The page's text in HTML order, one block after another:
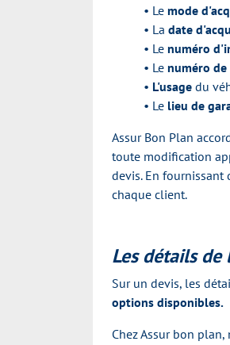
• Le mode
• La date
• Le numéro
• Le numéro de
• L'usage du
• Le lieu de
Assur Bon Plan
toute modification
devis. En fournissant
chaque client.
Les détails de
Sur un devis, les
options disponibles.
Chez Assur bon